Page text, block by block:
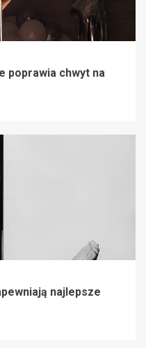
poprawia chwyt na
najlepsze